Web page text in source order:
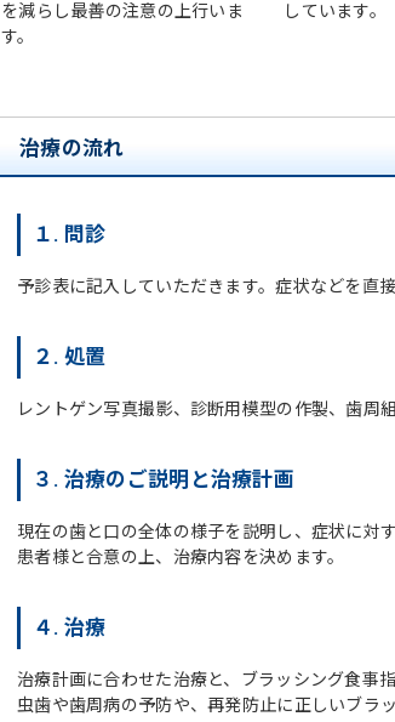
を減らし最善の注意の上行いま
す。
しています。
治療の流れ
１. 問診
予診表に記入していただきます。症状などを直
２. 処置
レントゲン写真撮影、診断用模型の作製、歯周
３. 治療のご説明と治療計画
現在の歯と口の全体の様子を説明し、症状に対
患者様と合意の上、治療内容を決めます。
４. 治療
治療計画に合わせた治療と、ブラッシング食事
虫歯や歯周病の予防や、再発防止に正しいブラ